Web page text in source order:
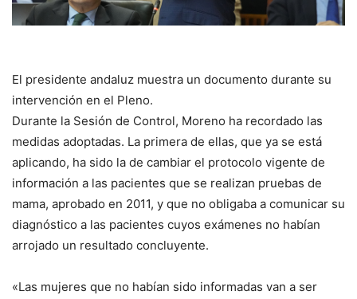
El presidente andaluz muestra un documento durante su
intervención en el Pleno.
Durante la Sesión de Control, Moreno ha recordado las
medidas adoptadas. La primera de ellas, que ya se está
aplicando, ha sido la de cambiar el protocolo vigente de
información a las pacientes que se realizan pruebas de
mama, aprobado en 2011, y que no obligaba a comunicar su
diagnóstico a las pacientes cuyos exámenes no habían
arrojado un resultado concluyente.
«Las mujeres que no habían sido informadas van a ser